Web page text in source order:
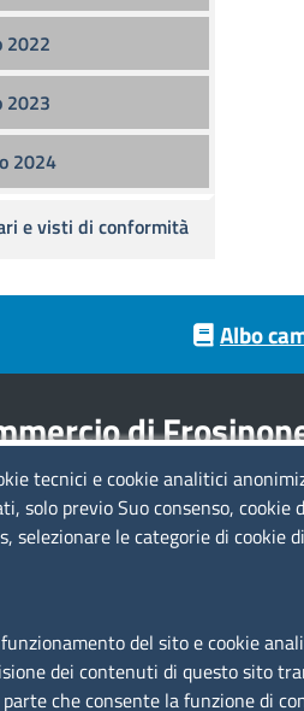
2022
2023
2024
e visti di conformità
Albo
di
Viale Umberto I, 80 -
Alcide De Gasperi, 1 -
tecnici e cookie analitici
solo previo Suo consenso,
selezionare le categorie di cookie
del sito e cookie
dei contenuti di questo sito
che consente la funzione di